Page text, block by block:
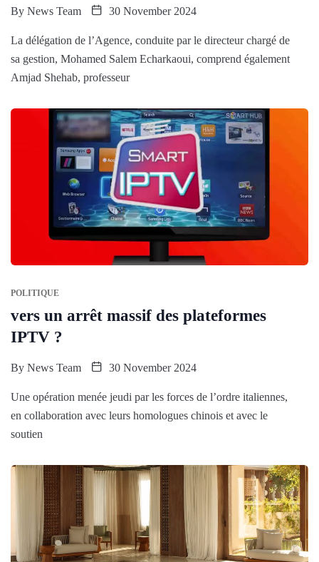
By News Team 30 November 2024
La délégation de l’Agence, conduite par le directeur chargé de
sa gestion, Mohamed Salem Echarkaoui, comprend également
Amjad Shehab, professeur
POLITIQUE
vers un arrêt massif des plateformes
IPTV ?
By News Team 30 November 2024
Une opération menée jeudi par les forces de l’ordre italiennes,
en collaboration avec leurs homologues chinois et avec le
soutien